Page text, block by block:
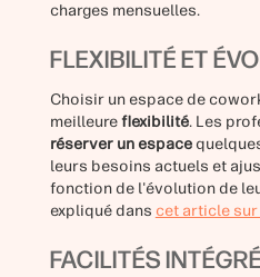
charges mensuelles.
FLEXIBILITÉ ET
Choisir un espace de
meilleureflexibilité. Les
réserver un espace
leurs besoins actuels et
fonction de l'évolution de
expliqué dans cet article
FACILITÉS